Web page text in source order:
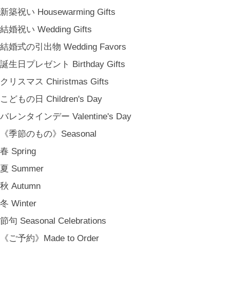
新築祝い Housewarming Gifts
結婚祝い Wedding Gifts
結婚式の引出物 Wedding Favors
誕生日プレゼント Birthday Gifts
クリスマス Chiristmas Gifts
こどもの日 Children's Day
バレンタインデー Valentine's Day
《季節のもの》Seasonal
春 Spring
夏 Summer
秋 Autumn
冬 Winter
節句 Seasonal Celebrations
《ご予約》Made to Order
金沢・北陸で生まれたさまざまな作品を中心に、物語を宿し、使う人の
日常という大切な時間にそっと寄り添う品々をキュレート。それぞれの
美しさに、和と洋、OLD & NEW のインスピレーションを重ね、暮らし
カーサ・ルア] 石川県金沢市尾張町2-14-20 八百萬本舗 内 casa rua / A
RU / icca / icca nicca Home Page Production & Photos by rua., co. ltd
[ MENU ]
HOME
SHOPPING GUIDE